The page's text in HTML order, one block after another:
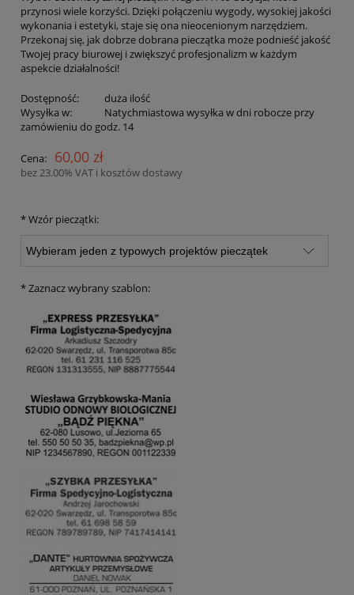
przynosi wiele korzyści. Dzięki połączeniu wygody, wysokiej jakości
wykonania i estetyki, staje się ona nieocenionym narzędziem.
Przekonaj się, jak dobrze dobrana pieczątka może podnieść jakość
Twojej pracy biurowej i zwiększyć profesjonalizm w każdym
aspekcie działalności!
Dostępność:
duża ilość
Wysyłka w:
Natychmiastowa wysyłka w dni robocze przy
zamówieniu do godz. 14
Cena: 60,00 zł
bez 23.00% VAT i kosztów dostawy
*Wzór pieczątki:
*Zaznacz wybrany szablon: